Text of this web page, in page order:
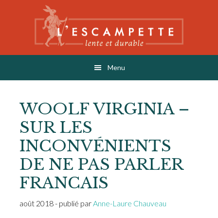
L'ESCAMPETTE
éditions lentes & durables
Menu
WOOLF VIRGINIA –
SUR LES
INCONVÉNIENTS
DE NE PAS PARLER
FRANCAIS
août 2018- publié parAnne-Laure Chauveau